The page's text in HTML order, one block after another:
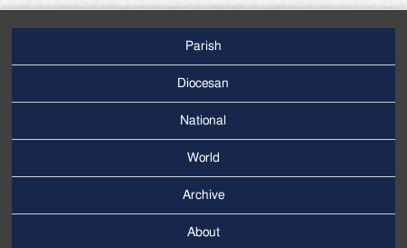
Menu
Parish
Diocesan
National
World
Archive
About